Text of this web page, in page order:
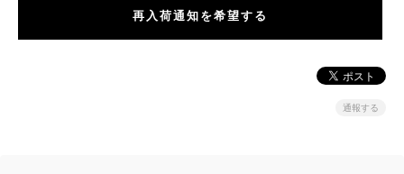
再入荷通知を希望する
通報する